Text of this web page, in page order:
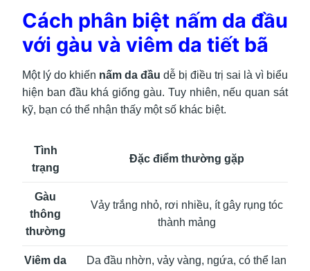
Cách phân biệt nấm da đầu
với gàu và viêm da tiết bã
Một lý do khiến nấm da đầu dễ bị điều trị sai là vì biểu
hiện ban đầu khá giống gàu. Tuy nhiên, nếu quan sát
kỹ, bạn có thể nhận thấy một số khác biệt.
Tình
trạng
Đặc điểm thường gặp
Gàu
thông
thường
Vảy trắng nhỏ, rơi nhiều, ít gây rụng tóc
thành mảng
Viêm da
Da đầu nhờn, vảy vàng, ngứa, có thể lan